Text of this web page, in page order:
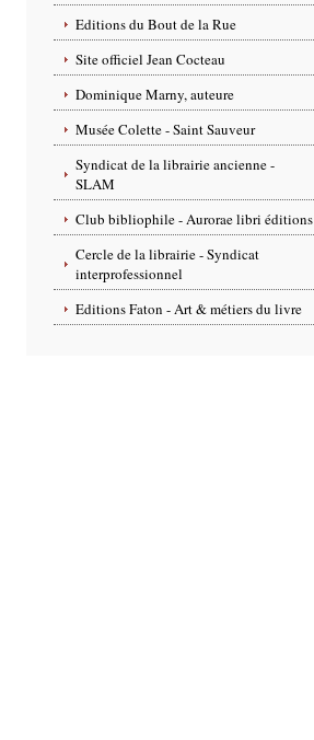
Editions du Bout de la Rue
Site officiel Jean Cocteau
Dominique Marny, auteure
Musée Colette - Saint Sauveur
Syndicat de la librairie ancienne -
SLAM
Club bibliophile - Aurorae libri éditions
Cercle de la librairie - Syndicat
interprofessionnel
Editions Faton - Art & métiers du livre